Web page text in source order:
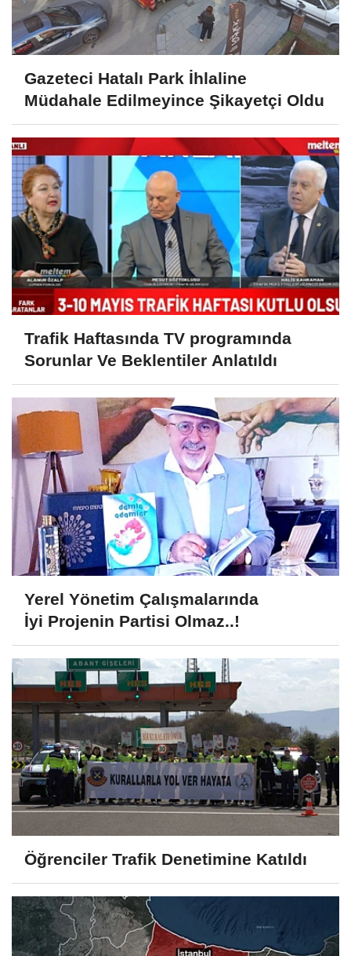
Gazeteci Hatalı Park İhlaline
Müdahale Edilmeyince Şikayetçi Oldu
Trafik Haftasında TV programında
Sorunlar Ve Beklentiler Anlatıldı
Yerel Yönetim Çalışmalarında
İyi Projenin Partisi Olmaz..!
Öğrenciler Trafik Denetimine Katıldı